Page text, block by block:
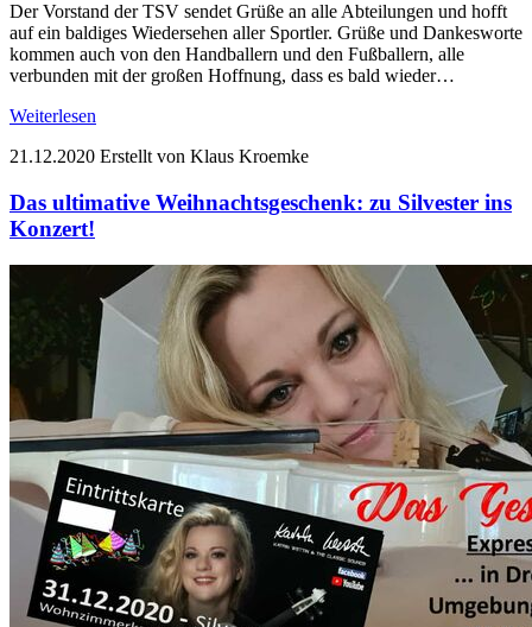
Der Vorstand der TSV sendet Grüße an alle Abteilungen und hofft
auf ein baldiges Wiedersehen aller Sportler. Grüße und Dankesworte
kommen auch von den Handballern und den Fußballern, alle
verbunden mit der großen Hoffnung, dass es bald wieder…
Weiterlesen
21.12.2020 Erstellt von Klaus Kroemke
Das ultimative Weihnachtsgeschenk: zu Silvester ins
Konzert!